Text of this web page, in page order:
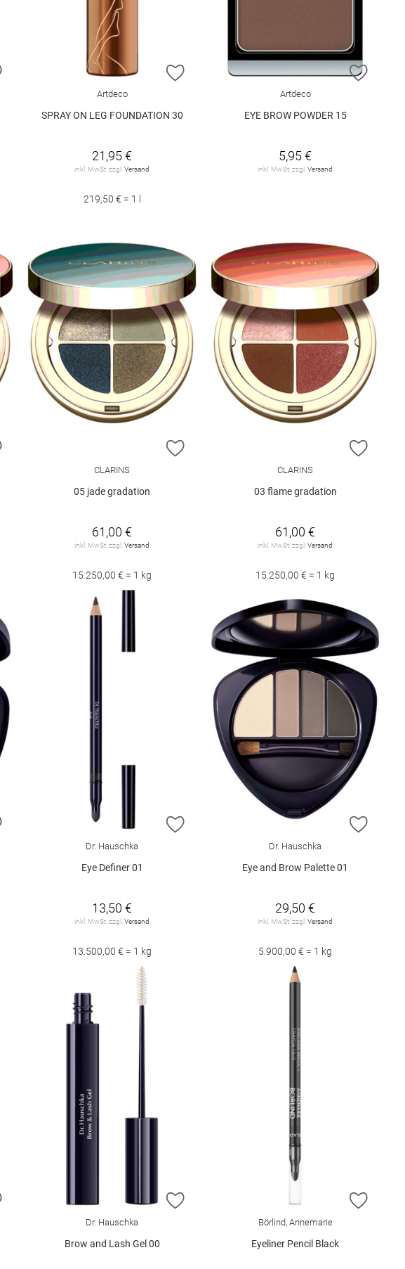
ZUR WUNSCHLISTE HINZUFÜGEN ZUR WUNSCHLISTE HINZUFÜGEN
Artdeco
SPRAY ON LEG FOUNDATION 30
21,95 €
inkl. MwSt. zzgl.Versand
219,50 € = 1 l
ZUR
Artdeco
EYE BROW POWDER 15
5,95 €
inkl. MwSt. zzgl.Versand
ZUR WUNSCHLISTE HINZUFÜGEN
CLARINS
05 jade gradation
61,00 €
inkl. MwSt. zzgl.Versand
15.250,00 € = 1 kg
ZUR
CLARINS
03 flame gradation
61,00 €
inkl. MwSt. zzgl.Versand
15.250,00 € = 1 kg
ZUR WUNSCHLISTE HINZUFÜGEN
Dr. Hauschka
Eye Definer 01
13,50 €
inkl. MwSt. zzgl.Versand
13.500,00 € = 1 kg
ZUR
Dr. Hauschka
Eye and Brow Palette 01
29,50 €
inkl. MwSt. zzgl.Versand
5.900,00 € = 1 kg
ZUR WUNSCHLISTE HINZUFÜGEN
Dr. Hauschka
Brow and Lash Gel 00
ZUR
Börlind, Annemarie
Eyeliner Pencil Black